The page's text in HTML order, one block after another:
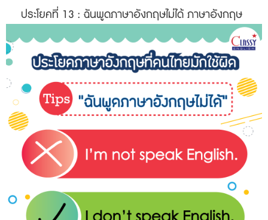
ประโยคที่ 13 : ฉันพูดภาษาอังกฤษไม่ได้ ภาษาอังกฤษ